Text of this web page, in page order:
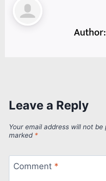
Author:
Leave a Reply
Your email address will not be
marked *
Comment *